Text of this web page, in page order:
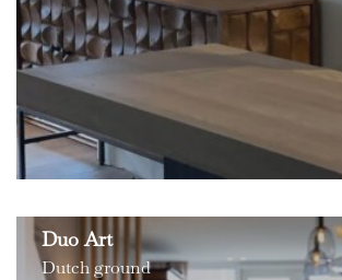
Duo Art
Dutch ground